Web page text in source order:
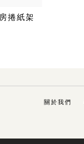
捲紙架
關於我們